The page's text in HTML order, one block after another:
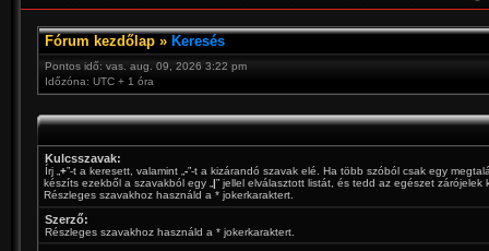
Fórum kezdőlap » Keresés
Pontos idő: vas. aug. 09, 2026 3:22 pm
Időzóna: UTC + 1 óra
Kulcsszavak:
Írj „ +”-t a keresett, valamint „ -”-t a kizárandó szavak elé. Ha több szóból csak egy
készíts ezekből a szavakból egy „ |” jellel elválasztott listát, és tedd az egészet zárójelek
Részleges szavakhoz használd a * jokerkaraktert.
Szerző:
Részleges szavakhoz használd a * jokerkaraktert.